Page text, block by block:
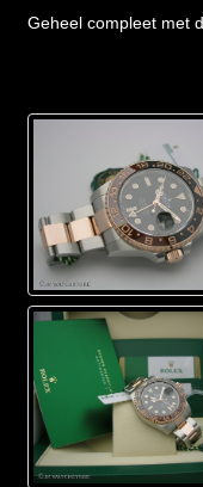
Geheel compleet met